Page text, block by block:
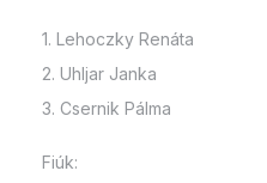
1. Lehoczky Renáta
2. Uhljar Janka
3. Csernik Pálma
Fiúk: